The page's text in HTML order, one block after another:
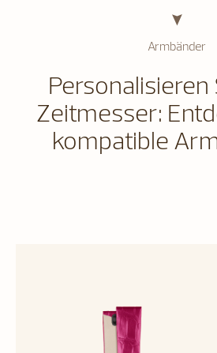
Armbänder
Personalisieren
Zeitmesser:
kompatible